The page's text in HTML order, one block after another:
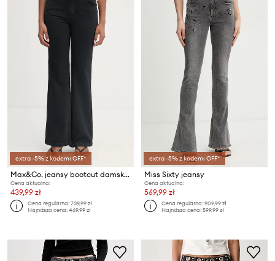
extra -5% z kodem: OFF*
Max&Co. jeansy bootcut damskie MCOESTREMO
Cena aktualna:
439,99 zł
Cena regularna:739,99 zł
Najniższa cena:469,99 zł
extra -5% z kodem: OFF*
Miss Sixty jeansy
Cena aktualna:
569,99 zł
Cena regularna:909,99 zł
Najniższa cena:599,99 zł